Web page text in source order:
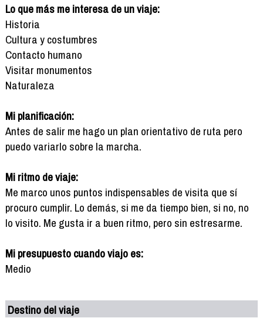
Lo que más me interesa de un viaje:
Historia
Cultura y costumbres
Contacto humano
Visitar monumentos
Naturaleza
Mi planificación:
Antes de salir me hago un plan orientativo de ruta pero
puedo variarlo sobre la marcha.
Mi ritmo de viaje:
Me marco unos puntos indispensables de visita que sí
procuro cumplir. Lo demás, si me da tiempo bien, si no, no
lo visito. Me gusta ir a buen ritmo, pero sin estresarme.
Mi presupuesto cuando viajo es:
Medio
Destino del viaje